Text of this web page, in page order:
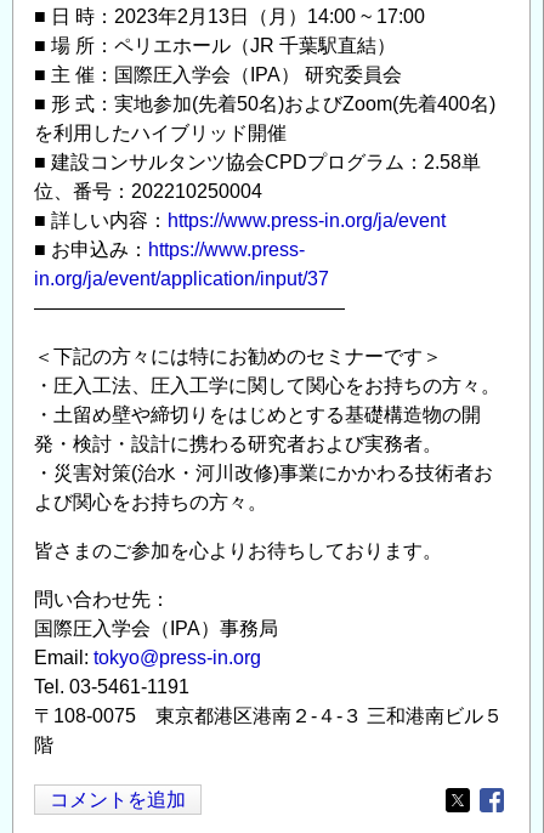
■ 日 時：2023年2月13日（月）14:00 ~ 17:00
■ 場 所：ペリエホール（JR 千葉駅直結）
■ 主 催：国際圧入学会（IPA） 研究委員会
■ 形 式：実地参加(先着50名)およびZoom(先着400名)
を利用したハイブリッド開催
■ 建設コンサルタンツ協会CPDプログラム：2.58単
位、番号：202210250004
■ 詳しい内容： https://www.press-in.org/ja/event
■ お申込み： https://www.press-
in.org/ja/event/application/input/37
————————————————
＜下記の方々には特にお勧めのセミナーです＞
・圧入工法、圧入工学に関して関心をお持ちの方々。
・土留め壁や締切りをはじめとする基礎構造物の開
発・検討・設計に携わる研究者および実務者。
・災害対策(治水・河川改修)事業にかかわる技術者お
よび関心をお持ちの方々。
皆さまのご参加を心よりお待ちしております。
問い合わせ先：
国際圧入学会（IPA）事務局
Email: tokyo@press-in.org
Tel. 03-5461-1191
〒108-0075 東京都港区港南２-４-３ 三和港南ビル５
階
コメントを追加
Opens in